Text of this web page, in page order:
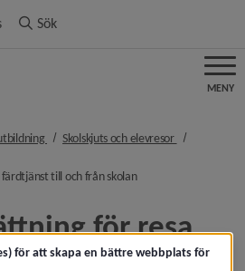
Sök
MENY
nivå i brödsmulenavigeringen
Skolskjuts och elevresor nivå i
brödsmulenavigeringen
till och från skolannivå i
för resa
till och från
för att skapa en bättre webbplats för